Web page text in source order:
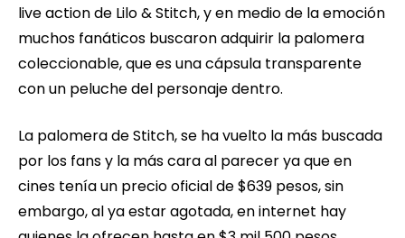
live action de Lilo & Stitch, y en medio de la emoción
muchos fanáticos buscaron adquirir la palomera
coleccionable, que es una cápsula transparente
con un peluche del personaje dentro.
La palomera de Stitch, se ha vuelto la más buscada
por los fans y la más cara al parecer ya que en
cines tenía un precio oficial de $639 pesos, sin
embargo, al ya estar agotada, en internet hay